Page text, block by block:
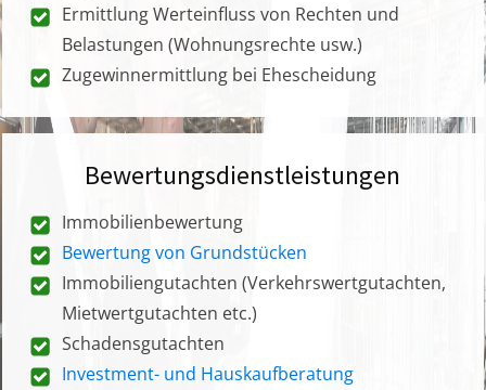
Ermittlung Werteinfluss von Rechten und
Belastungen (Wohnungsrechte usw.)
Zugewinnermittlung bei Ehescheidung
Bewertungsdienstleistungen
Immobilienbewertung
Bewertung von Grundstücken
Immobiliengutachten (Verkehrswertgutachten,
Mietwertgutachten etc.)
Schadensgutachten
Investment- und Hauskaufberatung